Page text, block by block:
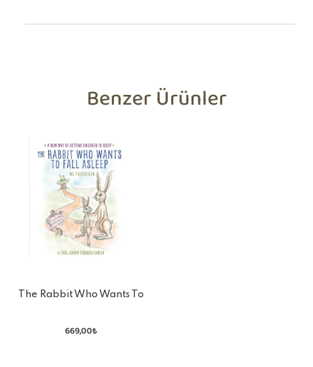
Benzer Ürünler
The Rabbit Who Wants To
669,00₺